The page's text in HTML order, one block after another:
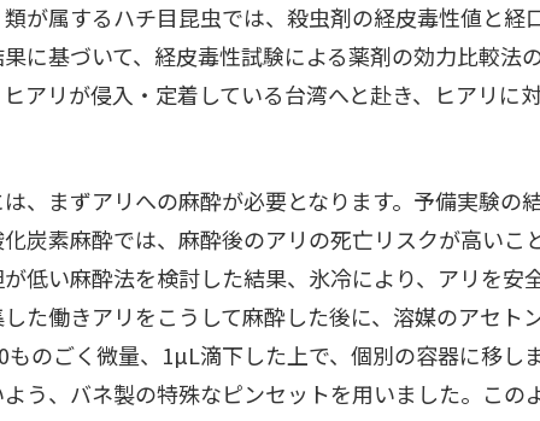
が属するハチ目昆虫では、殺虫剤の経皮毒性値と経
に基づいて、経皮毒性試験による薬剤の効力比較法
アリが侵入・定着している台湾へと赴き、ヒアリに
、まずアリへの麻酔が必要となります。予備実験の
炭素麻酔では、麻酔後のアリの死亡リスクが高いこ
低い麻酔法を検討した結果、氷冷により、アリを安
た働きアリをこうして麻酔した後に、溶媒のアセト
のごく微量、1µL滴下した上で、個別の容器に移し
う、バネ製の特殊なピンセットを用いました。この